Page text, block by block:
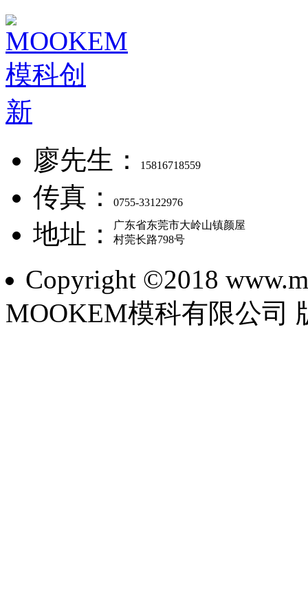
廖先生： 15816718559
传真： 0755-33122976
地址：
广东省东莞市大岭山镇颜屋
村莞长路798号
Copyright ©2018
MOOKEM模科有限公司